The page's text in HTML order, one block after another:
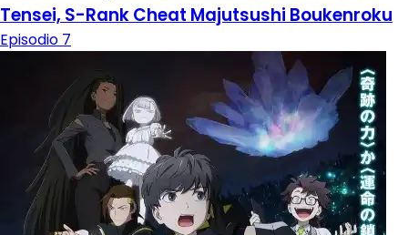
Tensei, S-Rank Cheat Majutsushi Boukenroku
Episodio 7